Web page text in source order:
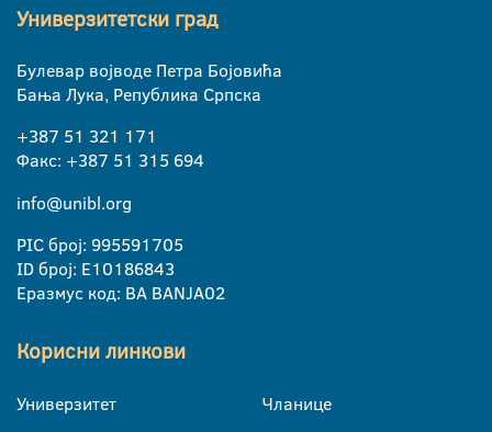
Универзитетски град
Булевар војводе Петра Бојовића
Бања Лука, Република Српска
+387 51 321 171
Факс: +387 51 315 694
info@unibl.org
PIC број: 995591705
ID број: E10186843
Еразмус код: BA BANJA02
Корисни линкови
Универзитет
Чланице